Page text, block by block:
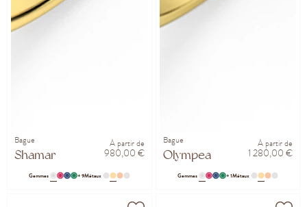
Bague
Shamar
À partir de
980,00 €
Gemmes + 9Métaux
Bague
Olympea
À partir de
1 280,00 €
Gemmes + 1Métaux